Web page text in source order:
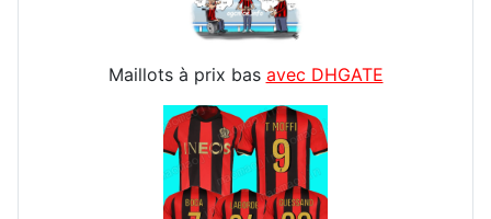
Maillots à prix bas avec DHGATE